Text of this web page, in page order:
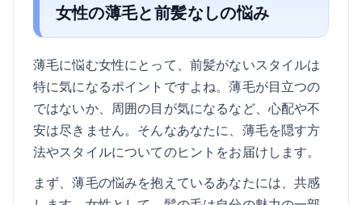
女性の薄毛と前髪なしの悩み
薄毛に悩む女性にとって、前髪がないスタイルは
特に気になるポイントですよね。薄毛が目立つの
ではないか、周囲の目が気になるなど、心配や不
安は尽きません。そんなあなたに、薄毛を隠す方
法やスタイルについてのヒントをお届けします。
まず、薄毛の悩みを抱えているあなたには、共感